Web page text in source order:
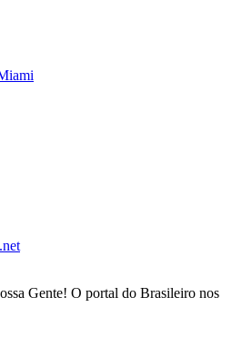
Gente! O portal do Brasileiro nos